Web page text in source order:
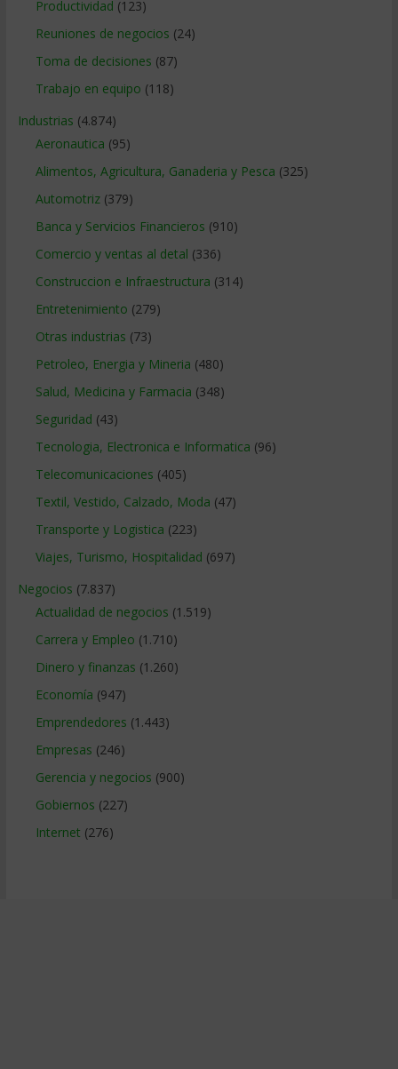
Productividad (123)
Reuniones de negocios (24)
Toma de decisiones (87)
Trabajo en equipo (118)
Industrias (4.874)
Aeronautica (95)
Alimentos, Agricultura, Ganaderia y Pesca (325)
Automotriz(379)
Banca y Servicios Financieros (910)
Comercio y ventas al detal (336)
Construccion e Infraestructura (314)
Entretenimiento (279)
Otras industrias (73)
Petroleo, Energia y Mineria (480)
Salud, Medicina y Farmacia (348)
Seguridad (43)
Tecnologia, Electronica e Informatica (96)
Telecomunicaciones (405)
Textil, Vestido, Calzado, Moda (47)
Transporte y Logistica (223)
Viajes, Turismo, Hospitalidad (697)
Negocios (7.837)
Actualidad de negocios (1.519)
Carrera y Empleo (1.710)
Dinero y finanzas (1.260)
Economía (947)
Emprendedores (1.443)
Empresas (246)
Gerencia y negocios (900)
Gobiernos (227)
Internet (276)